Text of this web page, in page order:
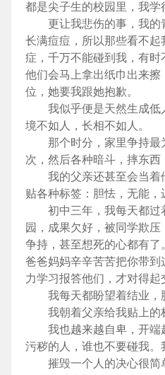
都是尖子生的校园里，我学
更让我悲伤的事，我的
长满痘痘，所以那些看不
症，千万不能碰到我，有时
他们会马上拿出纸巾出来擦
位，她要我跟她抱歉。
我似乎便是天然生成低
境不如人，长相不如人。
那个时分，家里争持最
次，然后各种暗斗，摔东西
我的父亲还甚至会当着
贴各种标签：胆怯，无能
初中三年，我每天都过
园，成果欠好，被同学欺
争持，甚至想死的心都有了
爸爸妈妈辛辛苦苦把你带
力学习报答他们，才对得
我每天都盼望着结业，
我朝着父亲给我贴上的
我也越来越自卑，开端
污秽的人，谁也不要碰我。
摧毁一个人的决心很简